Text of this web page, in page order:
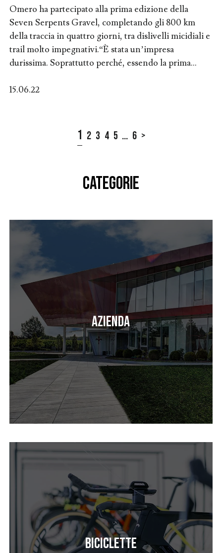
Omero ha partecipato alla prima edizione della
Seven Serpents Gravel, completando gli 800 km
della traccia in quattro giorni, tra dislivelli micidiali e
trail molto impegnativi.“È stata un’impresa
durissima. Soprattutto perché, essendo la prima...
15.06.22
1 2 3 4 5 ... 6 >
CATEGORIE
Azienda
Biciclette